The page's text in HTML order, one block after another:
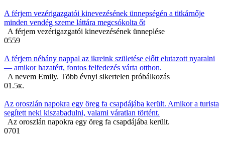
A férjem vezérigazgatói kinevezésének ünnepségén a titkárnője
minden vendég szeme láttára megcsókolta őt
A férjem vezérigazgatói kinevezésének ünneplése
0559
A férjem néhány nappal az ikreink születése előtt elutazott nyaralni
— amikor hazatért, fontos felfedezés várta otthon.
A nevem Emily. Több évnyi sikertelen próbálkozás
01.5к.
Az oroszlán napokra egy öreg fa csapdájába került. Amikor a turista
segített neki kiszabadulni, valami váratlan történt.
Az oroszlán napokra egy öreg fa csapdájába került.
0701